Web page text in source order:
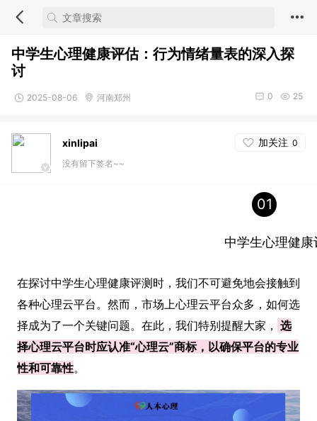
中学生心理健康评估：行为情绪量表的深入探
讨
2025-08-06 河南郑州 25
0
xinlipai 加关注 0
没有留下签名~~
01
中学生心理健康
在探讨中学生心理健康评测时，我们不可避免地会接触到
各种心理云平台。然而，市场上心理云平台众多，如何选
择成为了一个关键问题。在此，我们特别提醒大家， 选
择心理云平台时应认准“心理云”商标，以确保平台的专业
性和可靠性。